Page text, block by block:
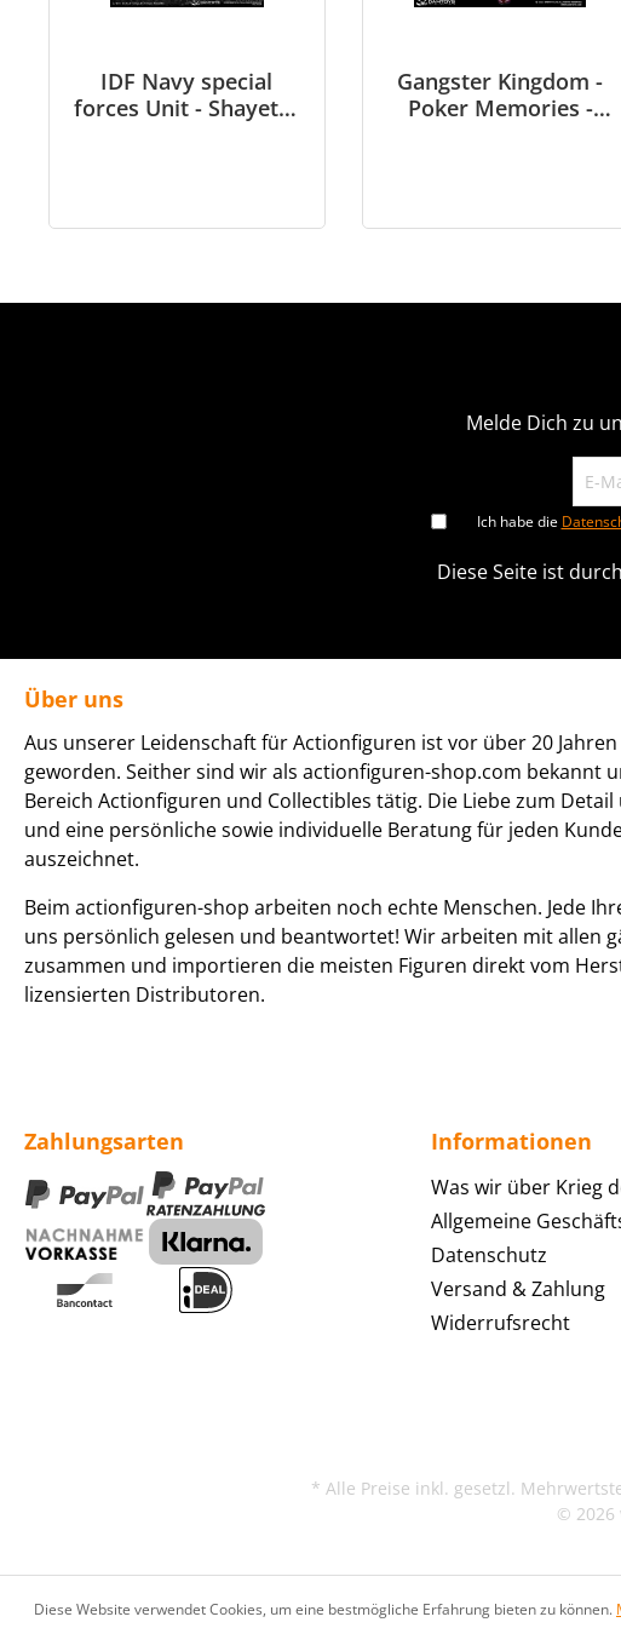
IDF Navy special
forces Unit - Shayetet
Gangster Kingdom -
Poker Memories -
Melde Dich zu
Ich habe die
Diese Seite ist
Über uns
Aus unserer Leidenschaft für Actionfiguren ist vor über 20
geworden. Seither sind wir als actionfiguren-shop.com bekannt
Bereich Actionfiguren und Collectibles tätig. Die Liebe zum
und eine persönliche sowie individuelle Beratung für jeden
auszeichnet.
Beim actionfiguren-shop arbeiten noch echte Menschen. Jede
uns persönlich gelesen und beantwortet! Wir arbeiten mit allen
zusammen und importieren die meisten Figuren direkt vom
lizensierten Distributoren.
Zahlungsarten Informationen
Was wir über Krieg
Allgemeine
Datenschutz
Versand & Zahlung
Widerrufsrecht
* Alle Preise inkl. gesetzl.
© 2026
Diese Website verwendet Cookies, um eine bestmögliche Erfahrung bieten zu können.